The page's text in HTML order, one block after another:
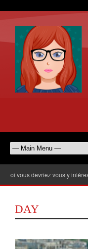
devriez vous y intéresser ?
DAY